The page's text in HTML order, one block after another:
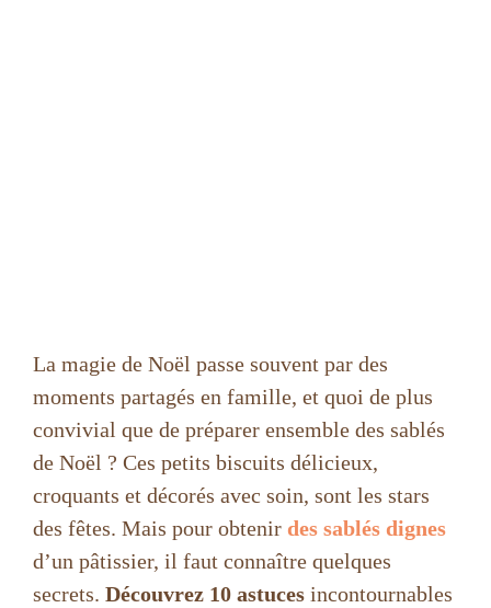
La magie de Noël passe souvent par des
moments partagés en famille, et quoi de plus
convivial que de préparer ensemble des sablés
de Noël ? Ces petits biscuits délicieux,
croquants et décorés avec soin, sont les stars
des fêtes. Mais pour obtenir des sablés dignes
d’un pâtissier, il faut connaître quelques
secrets. Découvrez 10 astuces incontournables